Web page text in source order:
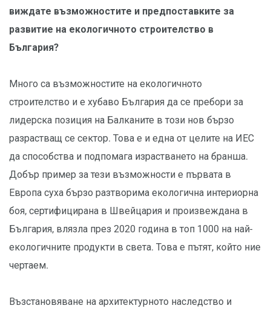
виждате възможностите и предпоставките за
развитие на екологичното строителство в
България?
Много са възможностите на екологичното
строителство и е хубаво България да се пребори за
лидерска позиция на Балканите в този нов бързо
разрастващ се сектор. Това е и една от целите на ИЕС
да способства и подпомага израстването на бранша.
Добър пример за тези възможности е първата в
Европа суха бързо разтворима екологична интериорна
боя, сертифицирана в Швейцария и произвеждана в
България, влязла през 2020 година в топ 1000 на най-
екологичните продукти в света. Това е пътят, който ние
чертаем.
Възстановяване на архитектурното наследство и